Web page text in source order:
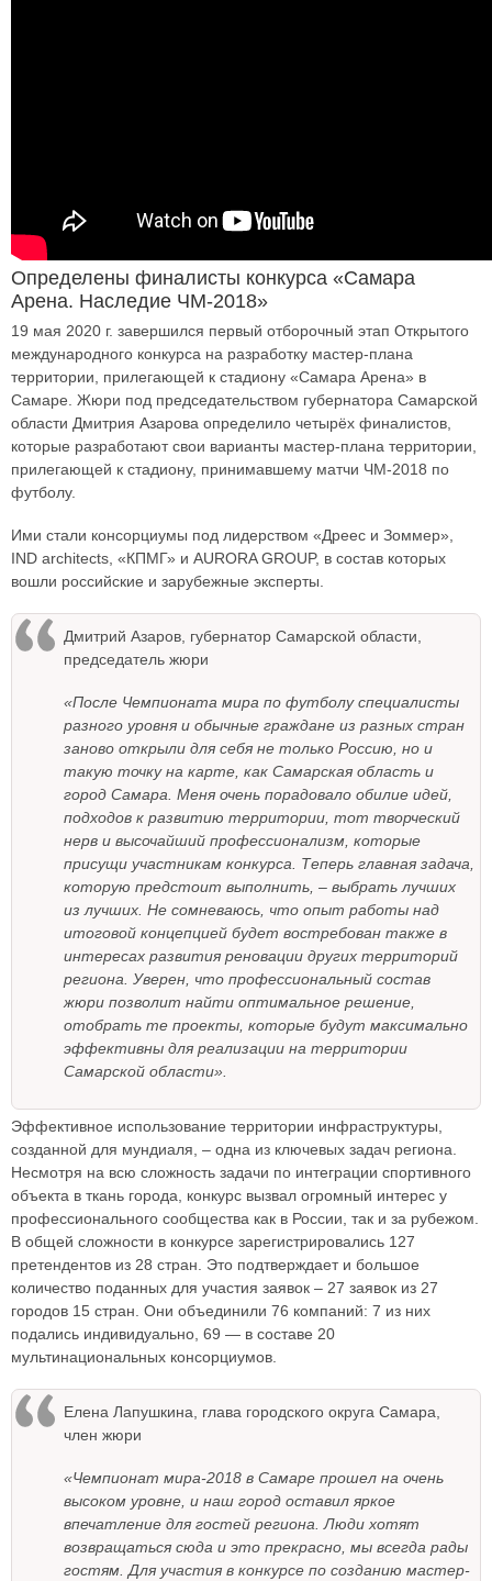
Определены финалисты конкурса «Самара
Арена. Наследие ЧМ-2018»
19 мая 2020 г. завершился первый отборочный этап Открытого
международного конкурса на разработку мастер-плана
территории, прилегающей к стадиону «Самара Арена» в
Самаре. Жюри под председательством губернатора Самарской
области Дмитрия Азарова определило четырёх финалистов,
которые разработают свои варианты мастер-плана территории,
прилегающей к стадиону, принимавшему матчи ЧМ-2018 по
футболу.
Ими стали консорциумы под лидерством «Дреес и Зоммер»,
IND architects, «КПМГ» и AURORA GROUP, в состав которых
вошли российские и зарубежные эксперты.
Дмитрий Азаров, губернатор Самарской области,
председатель жюри
«После Чемпионата мира по футболу специалисты
разного уровня и обычные граждане из разных стран
заново открыли для себя не только Россию, но и
такую точку на карте, как Самарская область и
город Самара. Меня очень порадовало обилие идей,
подходов к развитию территории, тот творческий
нерв и высочайший профессионализм, которые
присущи участникам конкурса. Теперь главная задача,
которую предстоит выполнить, – выбрать лучших
из лучших. Не сомневаюсь, что опыт работы над
итоговой концепцией будет востребован также в
интересах развития реновации других территорий
региона. Уверен, что профессиональный состав
жюри позволит найти оптимальное решение,
отобрать те проекты, которые будут максимально
эффективны для реализации на территории
Самарской области».
Эффективное использование территории инфраструктуры,
созданной для мундиаля, – одна из ключевых задач региона.
Несмотря на всю сложность задачи по интеграции спортивного
объекта в ткань города, конкурс вызвал огромный интерес у
профессионального сообщества как в России, так и за рубежом.
В общей сложности в конкурсе зарегистрировались 127
претендентов из 28 стран. Это подтверждает и большое
количество поданных для участия заявок – 27 заявок из 27
городов 15 стран. Они объединили 76 компаний: 7 из них
подались индивидуально, 69 — в составе 20
мультинациональных консорциумов.
Елена Лапушкина, глава городского округа Самара,
член жюри
«Чемпионат мира-2018 в Самаре прошел на очень
высоком уровне, и наш город оставил яркое
впечатление для гостей региона. Люди хотят
возвращаться сюда и это прекрасно, мы всегда рады
гостям. Для участия в конкурсе по созданию мастер-